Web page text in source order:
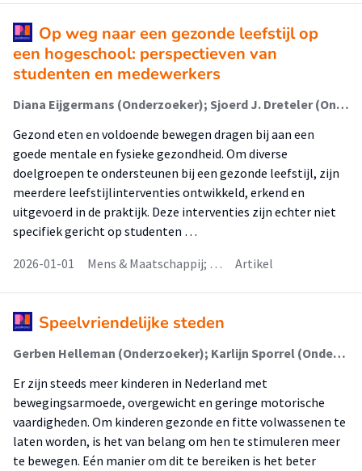
Op weg naar een gezonde leefstijl op
een hogeschool: perspectieven van
studenten en medewerkers
Diana Eijgermans (Onderzoeker); Sjoerd J. Dreteler (Onderzoeker); Astrid S. Doorduijn (Onderzoeker); Joan Dallinga (Onderzoeker); M.A.M. (Monique) Berger (Lector); S.I. (Sanne) de Vries (Lector)
Gezond eten en voldoende bewegen dragen bij aan een
goede mentale en fysieke gezondheid. Om diverse
doelgroepen te ondersteunen bij een gezonde leefstijl, zijn
meerdere leefstijlinterventies ontwikkeld, erkend en
uitgevoerd in de praktijk. Deze interventies zijn echter niet
specifiek gericht op studenten …
2026-01-01
Mens & Maatschappij; … Artikel
Speelvriendelijke steden
Gerben Helleman (Onderzoeker); Karlijn Sporrel (Onderzoeker); Christine Bleijenberg (Onderzoeker); Ivan Nio (Onderzoeker)
Er zijn steeds meer kinderen in Nederland met
bewegingsarmoede, overgewicht en geringe motorische
vaardigheden. Om kinderen gezonde en fitte volwassenen te
laten worden, is het van belang om hen te stimuleren meer
te bewegen. Eén manier om dit te bereiken is het beter